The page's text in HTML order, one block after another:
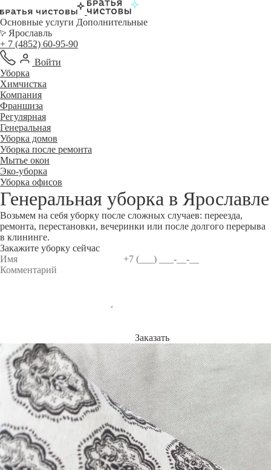
Основные услуги Дополнительные
Ярославль
+ 7 (4852) 60-95-90
Войти
Уборка
Химчистка
Компания
Франшиза
Регулярная
Генеральная
Уборка домов
Уборка после ремонта
Мытье окон
Эко-уборка
Уборка офисов
Генеральная уборка в Ярославле
Возьмем на себя уборку после сложных случаев: переезда,
ремонта, перестановки, вечеринки или после долгого перерыва
в клининге.
Закажите уборку сейчас
Заказать